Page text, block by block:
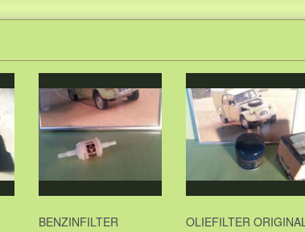
BENZINFILTER
OLIEFILTER